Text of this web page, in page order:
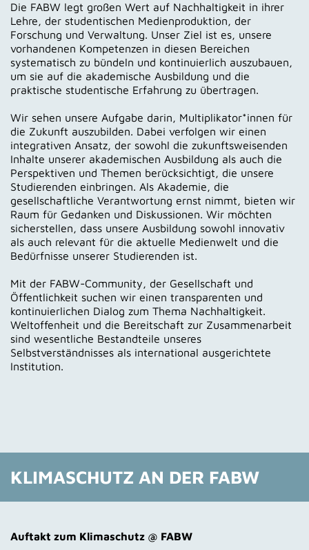
Die FABW legt großen Wert auf Nachhaltigkeit in ihrer
Lehre, der studentischen Medienproduktion, der
Forschung und Verwaltung. Unser Ziel ist es, unsere
vorhandenen Kompetenzen in diesen Bereichen
systematisch zu bündeln und kontinuierlich auszubauen,
um sie auf die akademische Ausbildung und die
praktische studentische Erfahrung zu übertragen.
Wir sehen unsere Aufgabe darin, Multiplikator*innen für
die Zukunft auszubilden. Dabei verfolgen wir einen
integrativen Ansatz, der sowohl die zukunftsweisenden
Inhalte unserer akademischen Ausbildung als auch die
Perspektiven und Themen berücksichtigt, die unsere
Studierenden einbringen. Als Akademie, die
gesellschaftliche Verantwortung ernst nimmt, bieten wir
Raum für Gedanken und Diskussionen. Wir möchten
sicherstellen, dass unsere Ausbildung sowohl innovativ
als auch relevant für die aktuelle Medienwelt und die
Bedürfnisse unserer Studierenden ist.
Mit der FABW-Community, der Gesellschaft und
Öffentlichkeit suchen wir einen transparenten und
kontinuierlichen Dialog zum Thema Nachhaltigkeit.
Weltoffenheit und die Bereitschaft zur Zusammenarbeit
sind wesentliche Bestandteile unseres
Selbstverständnisses als international ausgerichtete
Institution.
KLIMASCHUTZ AN DER FABW
Auftakt zum Klimaschutz @ FABW